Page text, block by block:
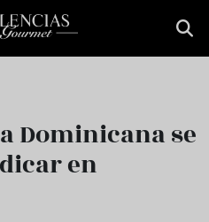
Dominicana se
en